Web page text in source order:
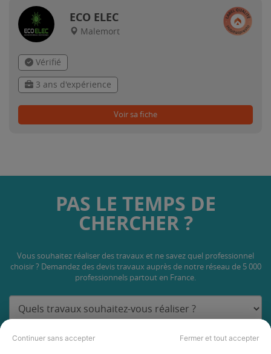
Continuer sans accepter Fermer et tout accepter
ECO ELEC
Malemort
Vérifié
3 ans d'expérience
Voir sa fiche
PAS LE TEMPS DE
CHERCHER ?
Vous souhaitez réaliser des travaux et ne savez quel professionnel
choisir ? Demandez des devis travaux auprès de notre réseau de 5 000
professionnels partout en France.